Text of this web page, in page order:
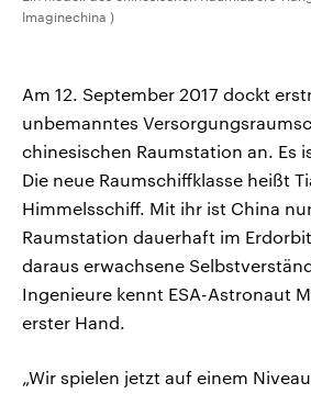
Imaginechina )
Am 12. September 2017 dockt
unbemanntes
chinesischen Raumstation an. Es
Die neue Raumschiffklasse heißt
Himmelsschiff. Mit ihr ist China
Raumstation dauerhaft im
daraus erwachsene
Ingenieure kennt ESA-Astronaut
erster Hand.
„Wir spielen jetzt auf einem